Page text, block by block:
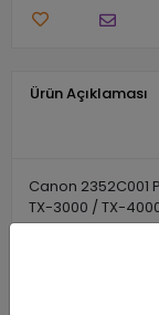
Ürün Açıklaması
Canon 2352C001
TX-3000 / TX-